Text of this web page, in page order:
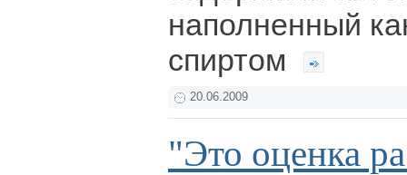
наполненный
спиртом
20.06.2009
"Это оценка